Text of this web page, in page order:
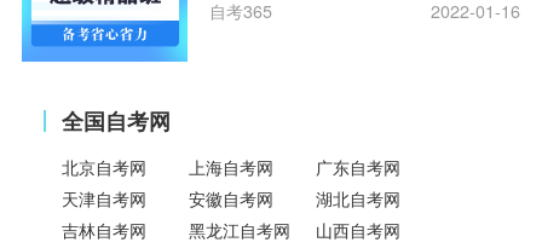
自考365 2022-01-16
全国自考网
北京自考网 上海自考网
广东自考网
天津自考网
安徽自考网
湖北自考网
吉林自考网
黑龙江自考网
山西自考网